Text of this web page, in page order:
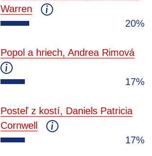
Warren
20%
Popol a hriech, Andrea Rimová
17%
Posteľ z kostí, Daniels Patricia
Cornwell
17%